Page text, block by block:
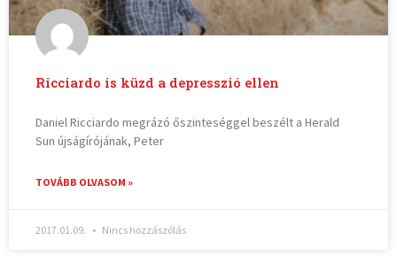
Ricciardo is küzd a depresszió ellen
Daniel Ricciardo megrázó őszinteséggel beszélt a Herald
Sun újságírójának, Peter
TOVÁBB OLVASOM »
2017.01.09. Nincs hozzászólás